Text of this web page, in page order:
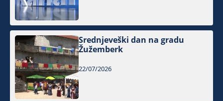
Srednjeveški dan na gradu
Žužemberk
22/07/2026